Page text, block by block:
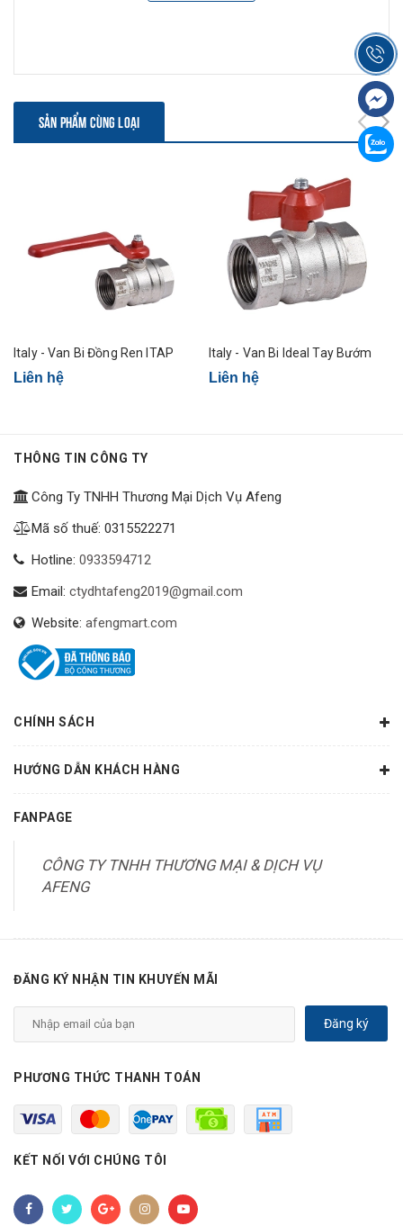
SẢN PHẨM CÙNG LOẠI
Italy - Van Bi Đồng Ren ITAP
Liên hệ
Italy - Van Bi Ideal Tay Bướm
Liên hệ
THÔNG TIN CÔNG TY
Công Ty TNHH Thương Mại Dịch Vụ Afeng
Mã số thuế: 0315522271
Hotline: 0933594712
Email: ctydhtafeng2019@gmail.com
Website: afengmart.com
CHÍNH SÁCH
HƯỚNG DẪN KHÁCH HÀNG
FANPAGE
CÔNG TY TNHH THƯƠNG MẠI & DỊCH VỤ
AFENG
ĐĂNG KÝ NHẬN TIN KHUYẾN MÃI
Đăng ký
PHƯƠNG THỨC THANH TOÁN
KẾT NỐI VỚI CHÚNG TÔI